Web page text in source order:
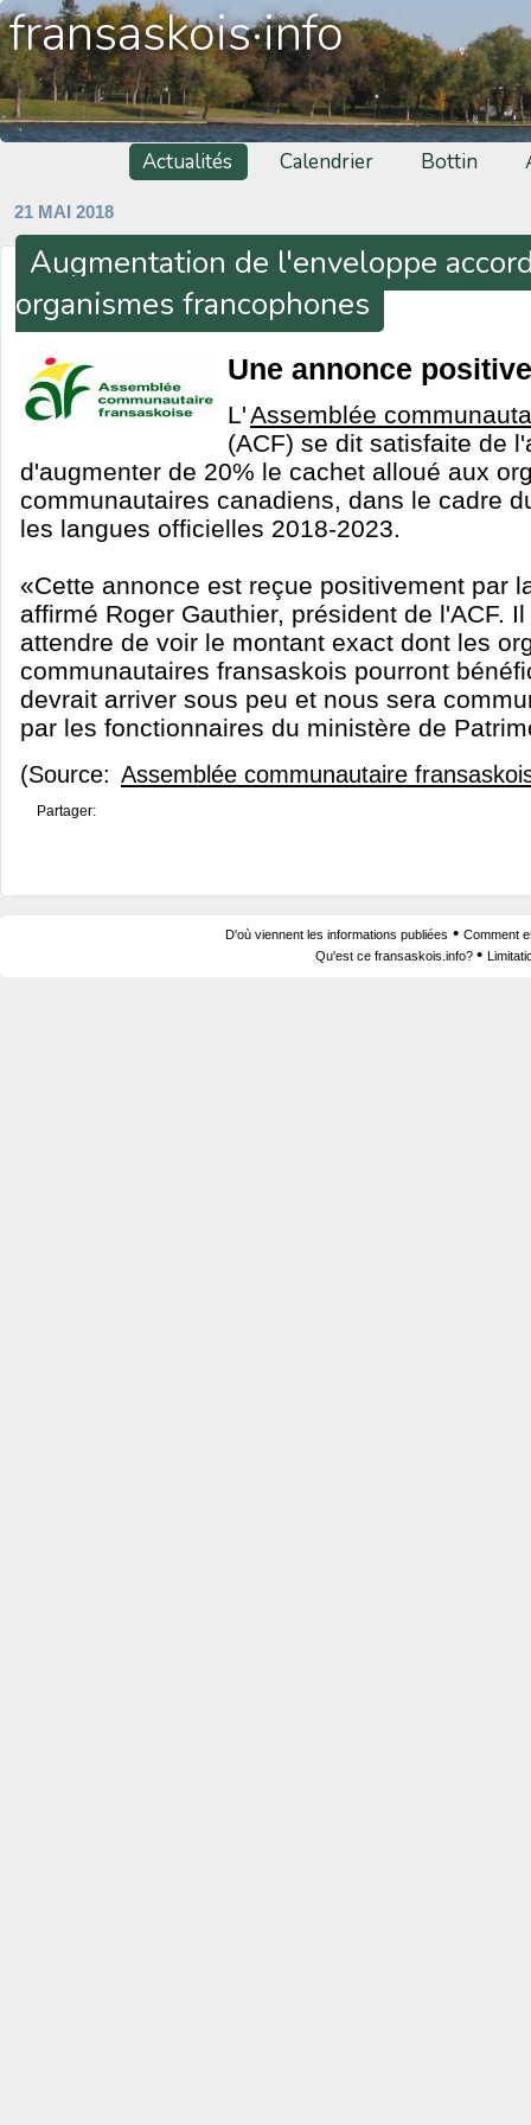
fransaskois·info
Actualités Calendrier Bottin
21 MAI 2018
Augmentation de l'enveloppe
organismes francophones
Une annonce positive
L'Assemblée
(ACF) se dit satisfaite de
d'augmenter de 20% le cachet alloué aux
communautaires canadiens, dans le cadre
les langues officielles 2018-2023.
«Cette annonce est reçue positivement par
affirmé Roger Gauthier, président de l'ACF.
attendre de voir le montant exact dont les
communautaires fransaskois pourront
devrait arriver sous peu et nous sera
par les fonctionnaires du ministère de
(Source: Assemblée communautaire
Partager:
D'où viennent les informations publiées • Comment
Qu'est ce fransaskois.info? •